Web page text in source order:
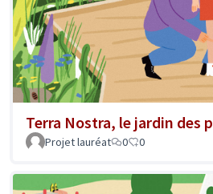
Terra Nostra, le jardin des
Projet lauréat 0 0